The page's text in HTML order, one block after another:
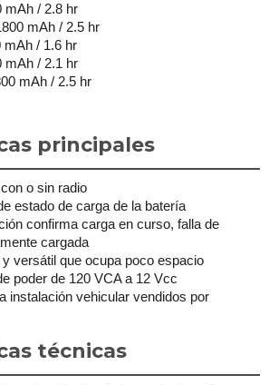
mAh / 2.8 hr
mAh / 2.5 hr
mAh / 1.6 hr
mAh / 2.1 hr
mAh / 2.5 hr
principales
o sin radio
estado de carga de la batería
confirma carga en curso, falla de
cargada
versátil que ocupa poco espacio
poder de 120 VCA a 12 Vcc
instalación vehicular vendidos por
técnicas